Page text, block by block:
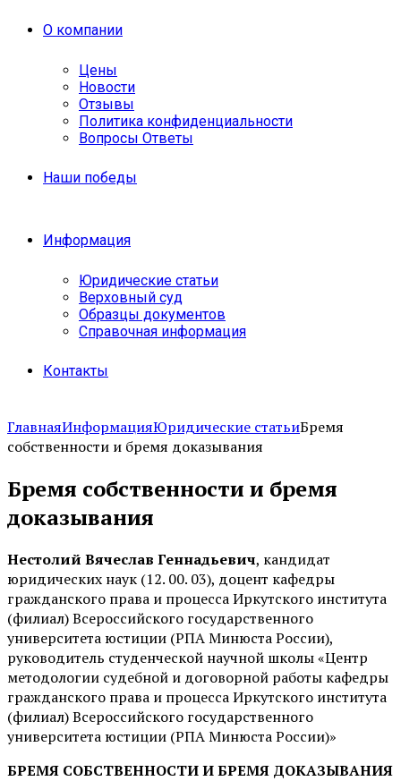
О компании
Цены
Новости
Отзывы
Политика конфиденциальности
Вопросы Ответы
Наши победы
Информация
Юридические статьи
Верховный суд
Образцы документов
Справочная информация
Контакты
ГлавнаяИнформацияЮридические статьиБремя
собственности и бремя доказывания
Бремя собственности и бремя
доказывания
Нестолий Вячеслав Геннадьевич, кандидат
юридических наук (12. 00. 03), доцент кафедры
гражданского права и процесса Иркутского института
(филиал) Всероссийского государственного
университета юстиции (РПА Минюста России),
руководитель студенческой научной школы «Центр
методологии судебной и договорной работы кафедры
гражданского права и процесса Иркутского института
(филиал) Всероссийского государственного
университета юстиции (РПА Минюста России)»
БРЕМЯ СОБСТВЕННОСТИ И БРЕМЯ ДОКАЗЫВАНИЯ